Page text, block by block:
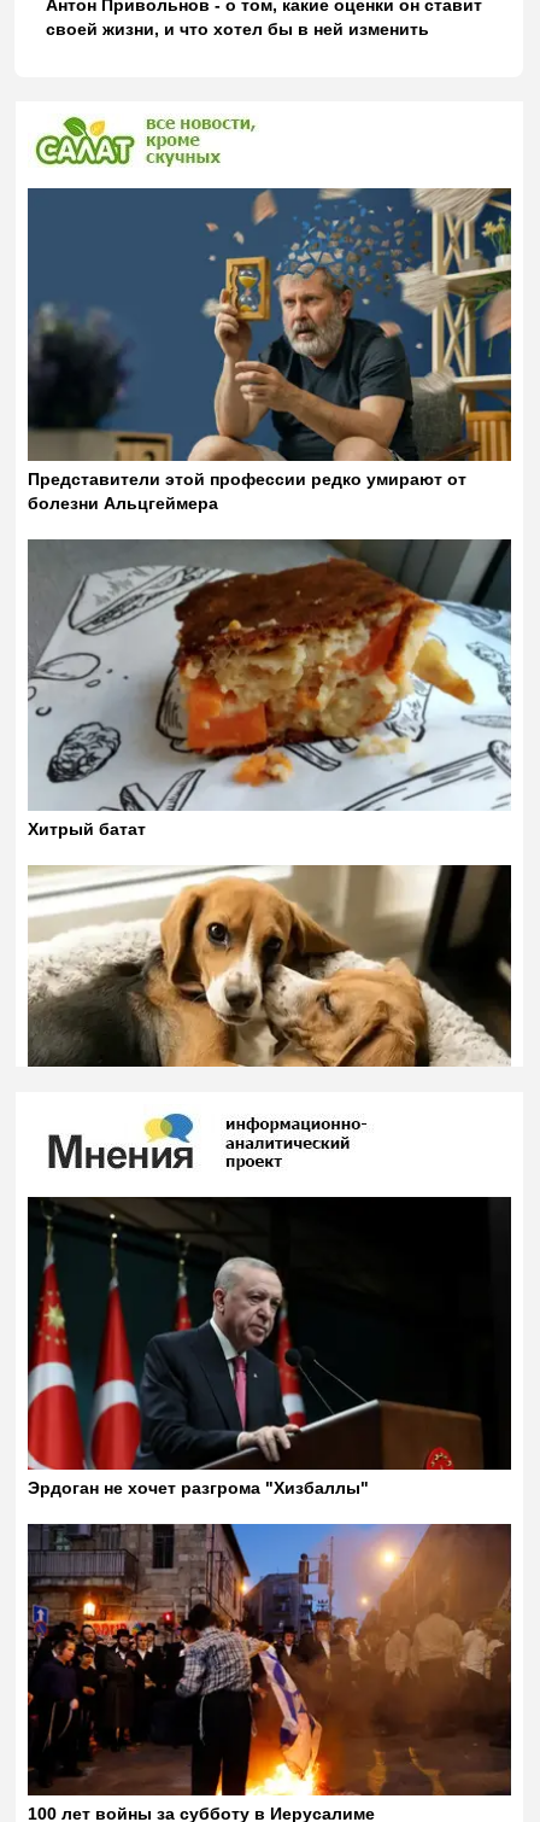
Антон Привольнов - о том, какие оценки он ставит
своей жизни, и что хотел бы в ней изменить